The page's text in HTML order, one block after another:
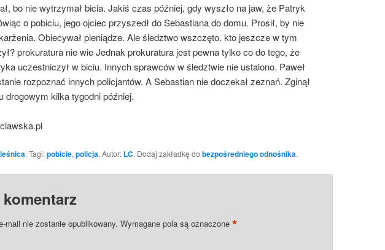
bo nie wytrzymał bicia. Jakiś czas później, gdy wyszło na jaw, że Patryk
o pobiciu, jego ojciec przyszedł do Sebastiana do domu. Prosił, by nie
Obiecywał pieniądze. Ale śledztwo wszczęto. kto jeszcze w tym
prokuratura nie wie Jednak prokuratura jest pewna tylko co do tego, że
uczestniczył w biciu. Innych sprawców w śledztwie nie ustalono. Paweł
rozpoznać innych policjantów. A Sebastian nie doczekał zeznań. Zginął
drogowym kilka tygodni później.
. Tagi:pobicie, policja. Autor: LC. Dodaj zakładkę do bezpośredniego odnośnika.
mail nie zostanie opublikowany. Wymagane pola są oznaczone *